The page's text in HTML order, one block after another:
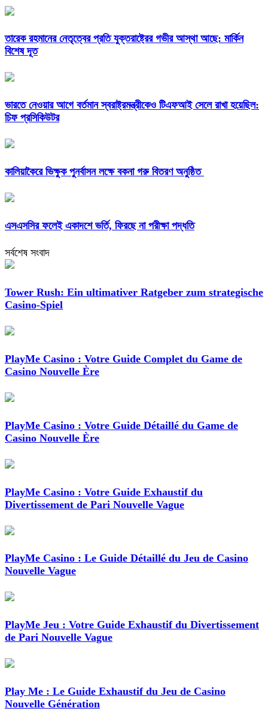
তারেক রহমানের নেতৃত্বের প্রতি যুক্তরাষ্ট্রের গভীর আস্থা আছে: মার্কিন
বিশেষ দূত
ভারতে নেওয়ার আগে বর্তমান স্বরাষ্ট্রমন্ত্রীকেও টিএফআই সেলে রাখা হয়েছিল:
চিফ প্রসিকিউটর
কালিয়াকৈরে ভিক্ষুক পুনর্বাসন লক্ষে বকনা গরু বিতরণ অনুষ্ঠিত
এসএসসির ফলেই একাদশে ভর্তি, ফিরছে না পরীক্ষা পদ্ধতি
সর্বশেষ সংবাদ
Tower Rush: Ein ultimativer Ratgeber zum strategische
Casino-Spiel
PlayMe Casino : Votre Guide Complet du Game de
Casino Nouvelle Ère
PlayMe Casino : Votre Guide Détaillé du Game de
Casino Nouvelle Ère
PlayMe Casino : Votre Guide Exhaustif du
Divertissement de Pari Nouvelle Vague
PlayMe Casino : Le Guide Détaillé du Jeu de Casino
Nouvelle Vague
PlayMe Jeu : Votre Guide Exhaustif du Divertissement
de Pari Nouvelle Vague
Play Me : Le Guide Exhaustif du Jeu de Casino
Nouvelle Génération